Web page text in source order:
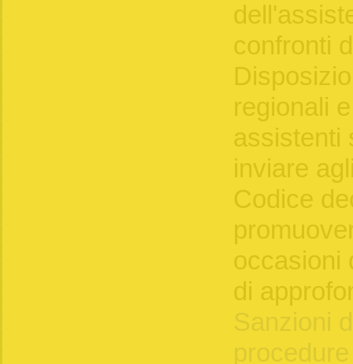
confronti
regionali
assistenti
inviare
Codice
occasioni
di